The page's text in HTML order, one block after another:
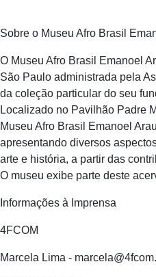
Sobre o Museu Afro Brasil
O Museu Afro Brasil Emanoel
São Paulo administrada pela
da coleção particular do seu
Localizado no Pavilhão Padre
Museu Afro Brasil Emanoel
apresentando diversos
arte e história, a partir das
O museu exibe parte deste
Informações à Imprensa
4FCOM
Marcela Lima -